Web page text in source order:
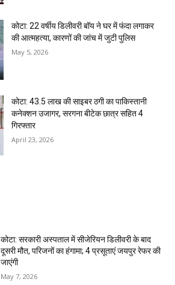
कोटा: 22 वर्षीय डिलीवरी बॉय ने घर में फंदा लगाकर
की आत्महत्या, कारणों की जांच में जुटी पुलिस
May 5, 2026
कोटा: 43.5 लाख की साइबर ठगी का पाकिस्तानी
कनेक्शन उजागर, सरगना बीटेक छात्र सहित 4
गिरफ्तार
April 23, 2026
कोटा: सरकारी अस्पताल में सीजेरियन डिलीवरी के बाद
दूसरी मौत, परिजनों का हंगामा; 4 प्रसूताएं जयपुर रेफर की
जाएंगी
May 7, 2026